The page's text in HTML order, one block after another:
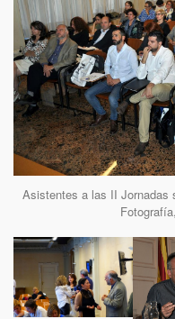
Asistentes a las II Jornadas